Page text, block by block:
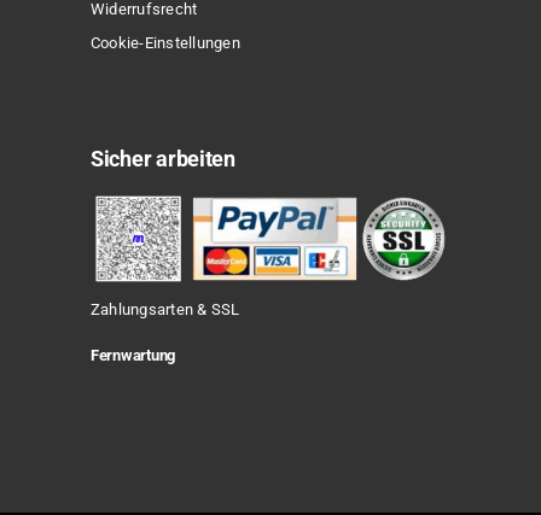
Widerrufsrecht
Cookie-Einstellungen
Sicher arbeiten
Zahlungsarten & SSL
Fernwartung